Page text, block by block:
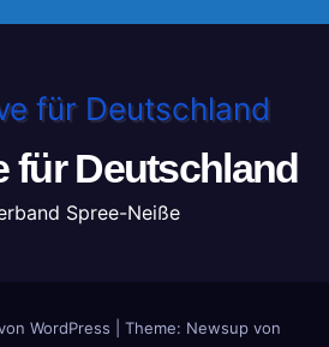
für Deutschland
Spree-Neiße
WordPress
Theme: Newsup von